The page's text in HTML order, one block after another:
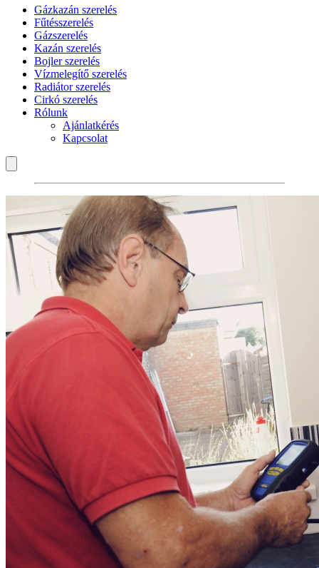
Gázkazán szerelés
Fűtésszerelés
Gázszerelés
Kazán szerelés
Bojler szerelés
Vízmelegítő szerelés
Radiátor szerelés
Cirkó szerelés
Rólunk
Ajánlatkérés
Kapcsolat